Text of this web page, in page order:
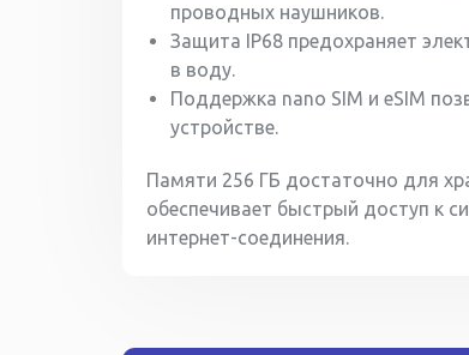
проводных наушников.
Защита IP68 предохраняет
в воду.
Поддержка nano SIM и eSIM
устройстве.
Памяти 256 ГБ достаточно для
обеспечивает быстрый доступ к
интернет-соединения.